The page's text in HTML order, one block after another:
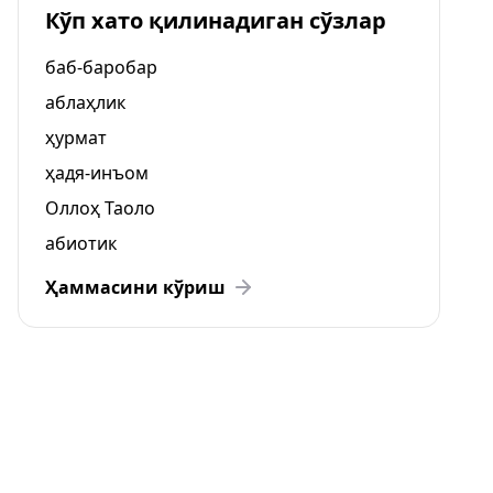
Кўп хато қилинадиган сўзлар
баб-баробар
аблаҳлик
ҳурмат
ҳадя-инъом
Оллоҳ Таоло
абиотик
Ҳаммасини кўриш